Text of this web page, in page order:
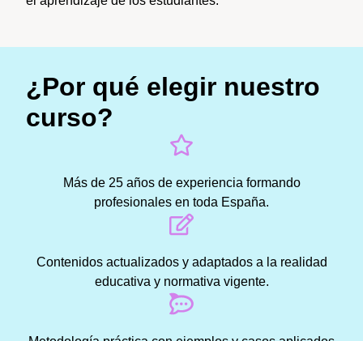
¿Por qué elegir nuestro
curso?
Más de 25 años de experiencia formando
profesionales en toda España.
Contenidos actualizados y adaptados a la realidad
educativa y normativa vigente.